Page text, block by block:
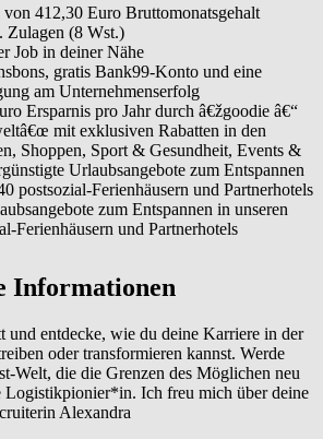
412,30 Euro Bruttomonatsgehalt
Zulagen (8 Wst.)
Job in deiner Nähe
gratis Bank99-Konto und eine
am Unternehmenserfolg
Ersparnis pro Jahr durch â€žgoodie â€“
mit exklusiven Rabatten in den
Shoppen, Sport & Gesundheit, Events &
Urlaubsangebote zum Entspannen
postsozial-Ferienhäusern und Partnerhotels
zum Entspannen in unseren
Ferienhäusern und Partnerhotels
Informationen
und entdecke, wie du deine Karriere in der
oder transformieren kannst. Werde
Welt, die die Grenzen des Möglichen neu
Logistikpionier*in. Ich freu mich über deine
Alexandra